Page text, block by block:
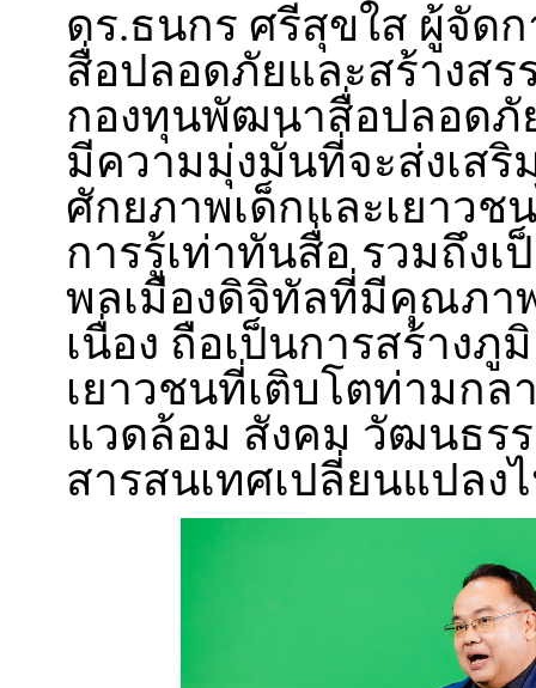
ดร.ธนกร ศรีสุขใส ผู้จัด
สื่อปลอดภัยและสร้างสร
กองทุนพัฒนาสื่อปลอดภั
มีความมุ่งมั่นที่จะส่งเส
ศักยภาพเด็กและเยาวช
การรู้เท่าทันสื่อ รวมถึง
พลเมืองดิจิทัลที่มีคุณภา
เนื่อง ถือเป็นการสร้าง
เยาวชนที่เติบโตท่ามกล
แวดล้อม สังคม วัฒนธร
สารสนเทศเปลี่ยนแปลง